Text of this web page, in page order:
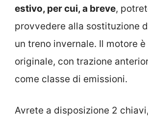
estivo, per cui, a breve,
provvedere alla sostituzione
un treno invernale. Il motore
originale, con trazione
come classe di emissioni.
Avrete a disposizione 2 chiavi,